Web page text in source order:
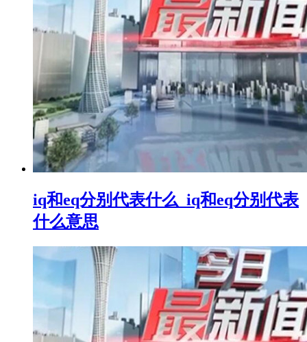
iq和eq分别代表什么_iq和eq分别代表
什么意思